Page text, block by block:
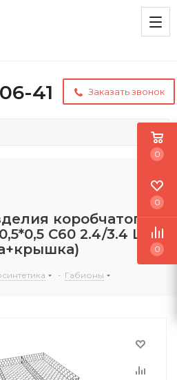
41 Заказать звонок
коробчатого
С60 2.4/3.4 ЦП
- Габионы
0
0
0